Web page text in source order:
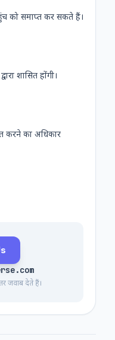
को समाप्त कर सकते हैं।
शासित होंगी।
करने का अधिकार
जवाब देते हैं।